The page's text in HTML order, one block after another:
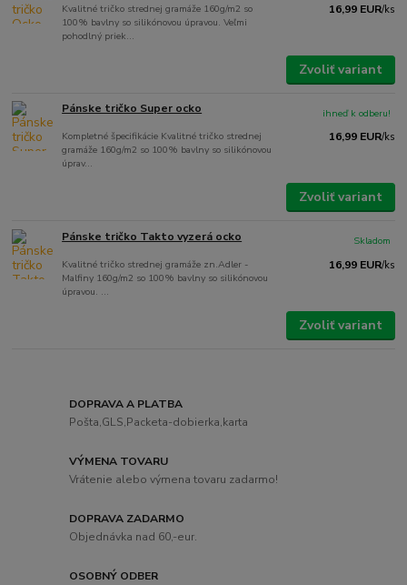
Kvalitné tričko strednej gramáže 160g/m2 so
100% bavlny so silikónovou úpravou. Veľmi
pohodlný priek...
16,99 EUR/ks
Zvoliť variant
Pánske tričko Super ocko
Kompletné špecifikácie Kvalitné tričko strednej
gramáže 160g/m2 so 100% bavlny so silikónovou
úprav...
16,99 EUR/ks
ihneď k odberu!
Zvoliť variant
Pánske tričko Takto vyzerá ocko
Kvalitné tričko strednej gramáže zn.Adler -
Malfiny 160g/m2 so 100% bavlny so silikónovou
úpravou. ...
16,99 EUR/ks
Skladom
Zvoliť variant
DOPRAVA A PLATBA
Pošta,GLS,Packeta-dobierka,karta
VÝMENA TOVARU
Vrátenie alebo výmena tovaru zadarmo!
DOPRAVA ZADARMO
Objednávka nad 60,-eur.
OSOBNÝ ODBER